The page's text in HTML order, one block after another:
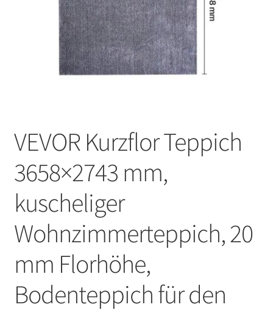
VEVOR Kurzflor Teppich
3658×2743 mm,
kuscheliger
Wohnzimmerteppich, 20
mm Florhöhe,
Bodenteppich für den